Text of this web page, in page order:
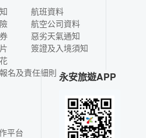
航班資料
航空公司資料
惡劣天氣通知
簽證及入境須知
名及責任細則
平台
永安旅遊APP